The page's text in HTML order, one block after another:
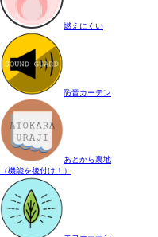
燃えにくい
防音カーテン
あとから裏地
（機能を後付け！）